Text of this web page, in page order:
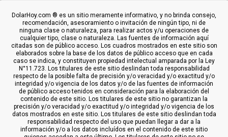
DolarHoy.com ® es un sitio meramente informativo, y no brinda consejo,
recomendación, asesoramiento o invitación de ningún tipo, ni de
ninguna clase o naturaleza, para realizar actos y/u operaciones de
cualquier tipo, clase o naturaleza. Las fuentes de información aquí
citadas son de público acceso. Los cuadros mostrados en este sitio son
elaborados sobre la base de los datos de público acceso que en cada
caso se indica, y constituyen propiedad intelectual amparada por la Ley
N°11.723. Los titulares de este sitio deslindan toda responsabilidad
respecto de la posible falta de precisión y/o veracidad y/o exactitud y/o
integridad y/o vigencia de los datos y/o de las fuentes de información
de público acceso tenidos en consideración para la elaboración del
contenido de este sitio. Los titulares de este sitio no garantizan la
precisión y/o veracidad y/o exactitud y/o integridad y/o vigencia de los
datos mostrados en este sitio. Los titulares de este sitio deslindan toda
responsabilidad respecto del uso que puedan llegar a dar a la
información y/o a los datos incluídos en el contenido de este sitio